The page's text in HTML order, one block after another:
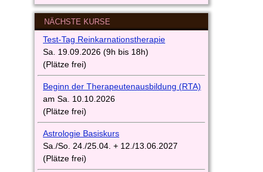
NÄCHSTE KURSE
Test-Tag Reinkarnationstherapie
Sa. 19.09.2026 (9h bis 18h)
(Plätze frei)
Beginn der Therapeutenausbildung (RTA)
am Sa. 10.10.2026
(Plätze frei)
Astrologie Basiskurs
Sa./So. 24./25.04. + 12./13.06.2027
(Plätze frei)